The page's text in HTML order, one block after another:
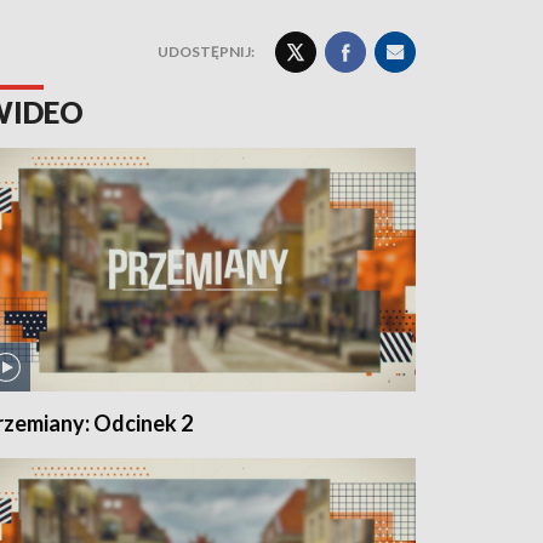
UDOSTĘPNIJ:
Odcinek 2